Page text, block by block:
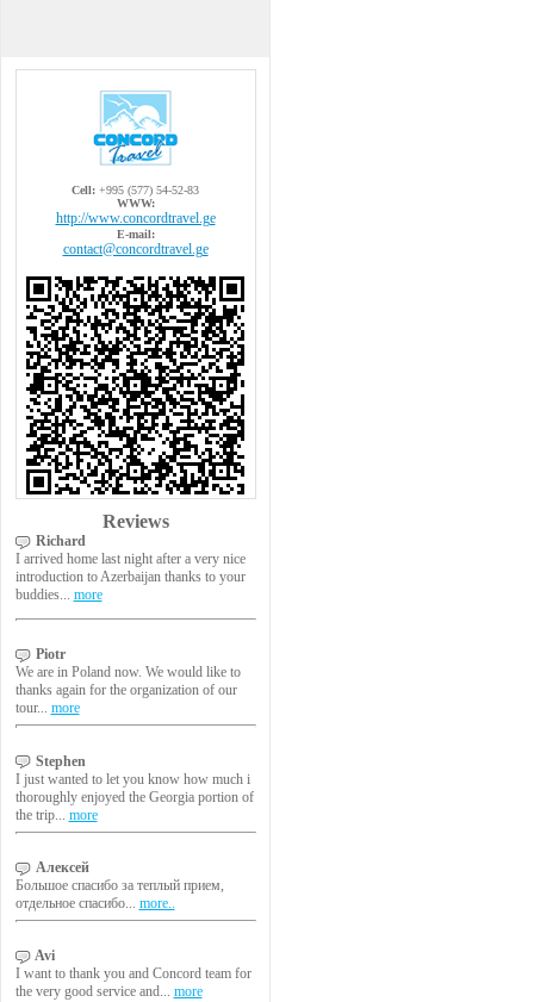
Cell: +995 (577) 54-52-83
WWW:
http://www.concordtravel.ge
E-mail:
contact@concordtravel.ge
Reviews
Richard
I arrived home last night after a very nice
introduction to Azerbaijan thanks to your
buddies... more
Piotr
We are in Poland now. We would like to
thanks again for the organization of our
tour... more
Stephen
I just wanted to let you know how much i
thoroughly enjoyed the Georgia portion of
the trip... more
Алексей
Большое спасибо за теплый прием,
отдельное спасибо... more..
Avi
I want to thank you and Concord team for
the very good service and... more